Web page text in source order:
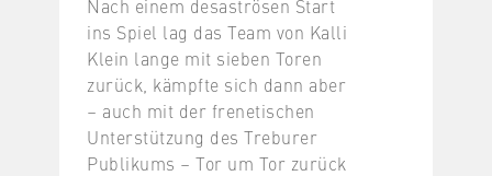
Nach einem desaströsen Start
ins Spiel lag das Team von Kalli
Klein lange mit sieben Toren
zurück, kämpfte sich dann aber
– auch mit der frenetischen
Unterstützung des Treburer
Publikums – Tor um Tor zurück